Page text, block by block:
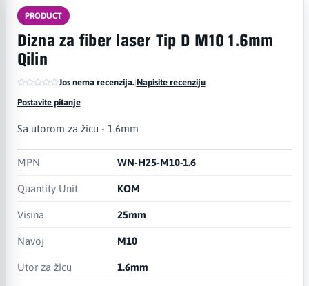
PRODUCT
Dizna za fiber laser Tip D M10 1.6mm
Qilin
Jos nema recenzija.|Napisite recenziju
Postavite pitanje
Sa utorom za žicu - 1.6mm
MPN WN-H25-M10-1.6
Quantity Unit KOM
Visina 25mm
Navoj M10
Utor za žicu 1.6mm